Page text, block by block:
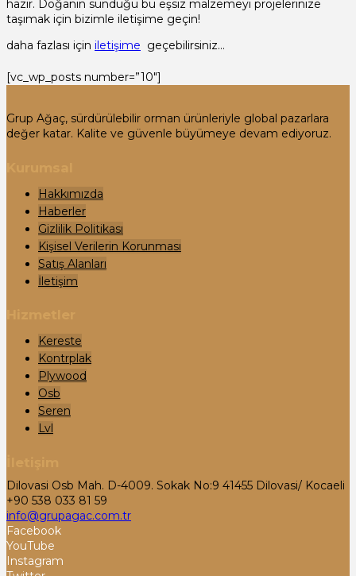
hazır. Doğanın sunduğu bu eşsiz malzemeyi projelerinize
taşımak için bizimle iletişime geçin!
daha fazlası için iletişime geçebilirsiniz…
[vc_wp_posts number=”10″]
Grup Ağaç, sürdürülebilir orman ürünleriyle global pazarlara
değer katar. Kalite ve güvenle büyümeye devam ediyoruz.
Hakkımızda
Haberler
Gizlilik Politikası
Kişisel Verilerin Korunması
Satış Alanları
İletişim
Kereste
Kontrplak
Plywood
Osb
Seren
Lvl
Dilovasi Osb Mah. D-4009. Sokak No:9 41455 Dilovasi/ Kocaeli
+90 538 033 81 59
info@grupagac.com.tr
Facebook
YouTube
Instagram